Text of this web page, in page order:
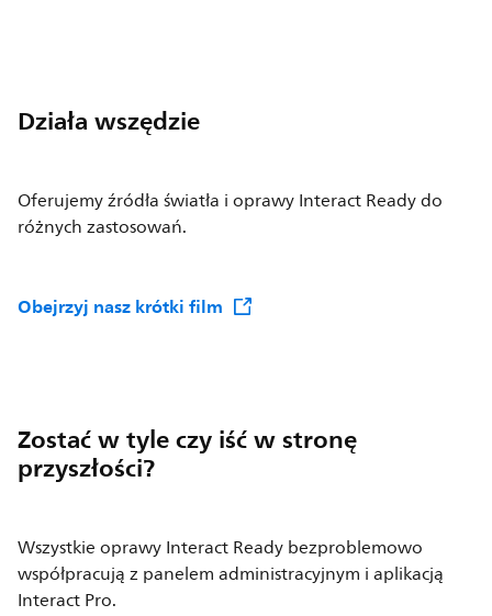
Działa wszędzie
Oferujemy źródła światła i oprawy Interact Ready do
różnych zastosowań.
Obejrzyj nasz krótki film
Zostać w tyle czy iść w stronę
przyszłości?
Wszystkie oprawy Interact Ready bezproblemowo
współpracują z panelem administracyjnym i aplikacją
Interact Pro.